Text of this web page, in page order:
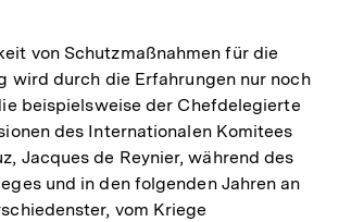
von Schutzmaßnahmen für die
wird durch die Erfahrungen nur noch
beispielsweise der Chefdelegierte
des Internationalen Komitees
Jacques de Reynier, während des
und in den folgenden Jahren an
vom Kriege